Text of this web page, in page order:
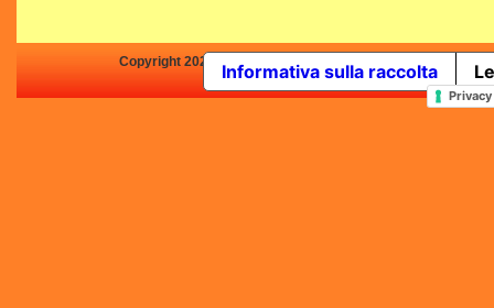
Copyright 2025 by Concorsi-Letterari.it - P.IVA
In qualità di Affiliato
Informativa sulla raccolta